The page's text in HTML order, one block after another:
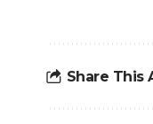
Share This